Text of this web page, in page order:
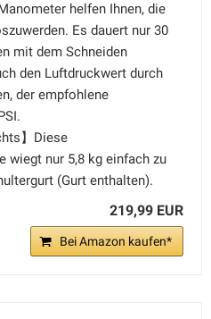
helfen Ihnen, die
Es dauert nur 30
mit dem Schneiden
den Luftdruckwert durch
der empfohlene
】Diese
wiegt nur 5,8 kg einfach zu
(Gurt enthalten).
219,99 EUR
Bei Amazon kaufen*